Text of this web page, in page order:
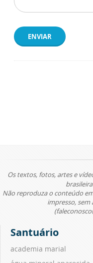
ENVIAR
Os textos, fotos, artes e
Não reproduza o conteúdo
impresso, sem
Santuário
academia marial